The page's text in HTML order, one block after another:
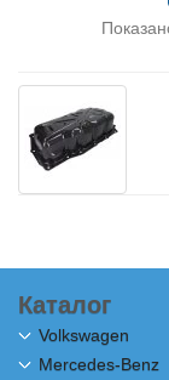
Каталог
Volkswagen
Mercedes-Benz